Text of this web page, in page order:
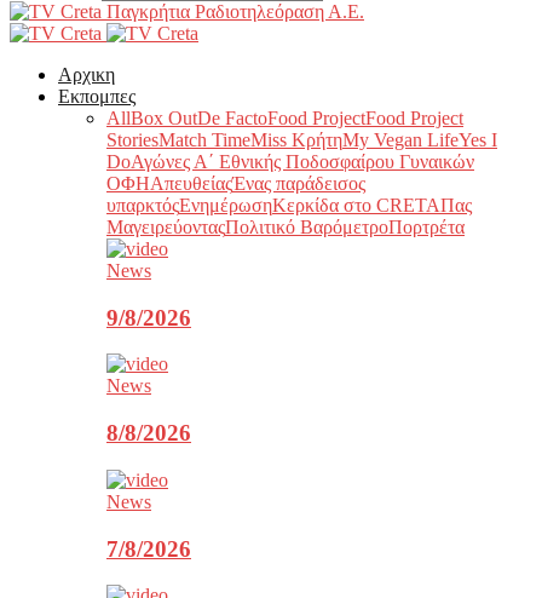
Παγκρήτια Ραδιοτηλεόραση Α.Ε.
Αρχικη
Εκπομπες
AllBox OutDe FactoFood ProjectFood Project
StoriesMatch TimeMiss ΚρήτηMy Vegan LifeYes I
DoΑγώνες Α΄ Εθνικής Ποδοσφαίρου Γυναικών
ΟΦΗΑπευθείαςΈνας παράδεισος
υπαρκτόςΕνημέρωσηΚερκίδα στο CRETAΠας
ΜαγειρεύονταςΠολιτικό ΒαρόμετροΠορτρέτα
News
9/8/2026
News
8/8/2026
News
7/8/2026